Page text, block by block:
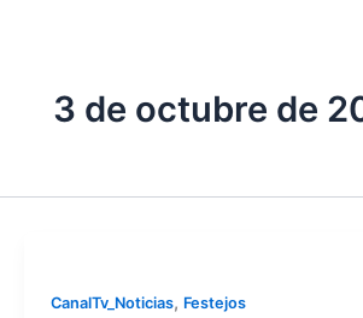
3 de octubre de
CanalTv_Noticias, Festejos